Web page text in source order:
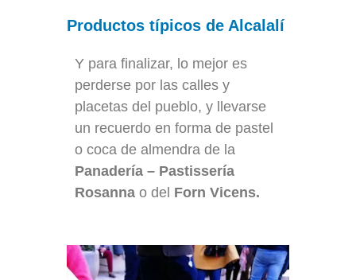
Productos típicos de Alcalalí
Y para finalizar, lo mejor es
perderse por las calles y
placetas del pueblo, y llevarse
un recuerdo en forma de pastel
o coca de almendra de la
Panadería – Pastissería
Rosanna o del Forn Vicens.